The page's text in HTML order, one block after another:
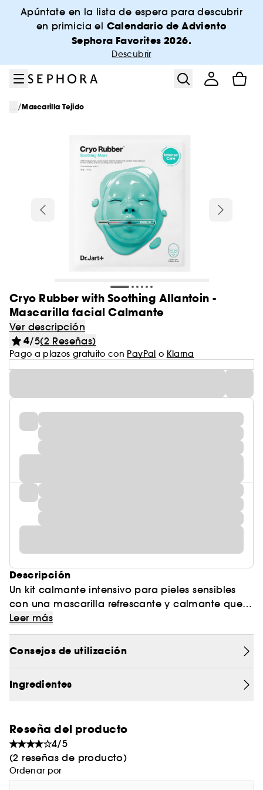
Ir al menú
Ir al contenido principal
Ir al pie de página
Apúntate en la lista de espera para descubrir
en primicia el Calendario de Adviento
Sephora Favorites 2026.
Descubrir
... /Mascarilla Tejido
Cryo Rubber with Soothing Allantoin -
Mascarilla facial Calmante
Ver descripción
4/5(2 Reseñas)
Pago a plazos gratuito con PayPal o Klarna
Descripción
Un kit calmante intensivo para pieles sensibles
con una mascarilla refrescante y calmante que
estimula la absorción de la ampolla de
alantoína.
Súper ingredientes:
- Complejo prebiótico: Aporta energía al
microbioma cutáneo para mejorar activamente
el estado de la piel.
Leer más
Consejos de utilización
Ingredientes
Reseña del producto
4/5
(2 reseñas de producto)
Ordenar por